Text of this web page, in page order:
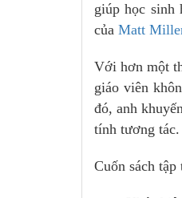
giúp học sinh
của Matt
Với hơn một
giáo viên
đó, anh
tính tương tác.
Cuốn sách